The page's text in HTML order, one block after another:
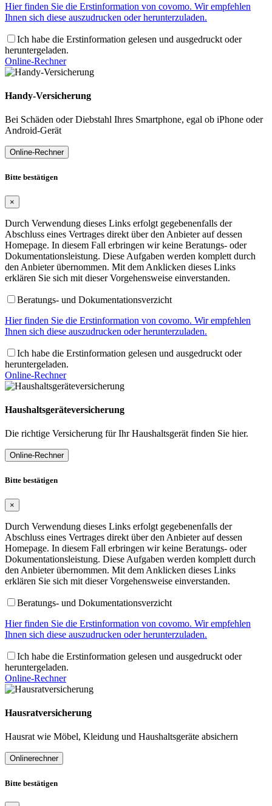
Hier finden Sie die Erstinformation von covomo. Wir empfehlen
Ihnen sich diese auszudrucken oder herunterzuladen.
Ich habe die Erstinformation gelesen und ausgedruckt oder
heruntergeladen.
Online-Rechner
Handy-Versicherung
Bei Schäden oder Diebstahl Ihres Smartphone, egal ob iPhone oder
Android-Gerät
Online-Rechner
Bitte bestätigen
×
Durch Verwendung dieses Links erfolgt gegebenenfalls der
Abschluss eines Vertrages direkt über den Anbieter auf dessen
Homepage. In diesem Fall erbringen wir keine Beratungs- oder
Dokumentationsleistung. Diese Aufgaben werden komplett durch
den Anbieter übernommen. Mit dem Anklicken dieses Links
erklären Sie sich mit dieser Vorgehensweise einverstanden.
Beratungs- und Dokumentationsverzicht
Hier finden Sie die Erstinformation von covomo. Wir empfehlen
Ihnen sich diese auszudrucken oder herunterzuladen.
Ich habe die Erstinformation gelesen und ausgedruckt oder
heruntergeladen.
Online-Rechner
Haushaltsgeräteversicherung
Die richtige Versicherung für Ihr Haushaltsgerät finden Sie hier.
Online-Rechner
Bitte bestätigen
×
Durch Verwendung dieses Links erfolgt gegebenenfalls der
Abschluss eines Vertrages direkt über den Anbieter auf dessen
Homepage. In diesem Fall erbringen wir keine Beratungs- oder
Dokumentationsleistung. Diese Aufgaben werden komplett durch
den Anbieter übernommen. Mit dem Anklicken dieses Links
erklären Sie sich mit dieser Vorgehensweise einverstanden.
Beratungs- und Dokumentationsverzicht
Hier finden Sie die Erstinformation von covomo. Wir empfehlen
Ihnen sich diese auszudrucken oder herunterzuladen.
Ich habe die Erstinformation gelesen und ausgedruckt oder
heruntergeladen.
Online-Rechner
Hausratversicherung
Hausrat wie Möbel, Kleidung und Haushaltsgeräte absichern
Onlinerechner
Bitte bestätigen